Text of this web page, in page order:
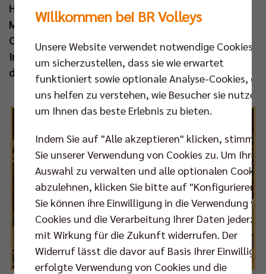
Halbfinalspiel den Einzug ins Finale um die Deutsche
Meisterschaft 2014 sowie die Qualifikation für die
CEV Champions League 2015 perfekt machen. Das
Internet.TV-MagazinBEST OF FIVE
blickt zurück auf
das Match im "Volleyballtempel".
Willkommen bei BR Volleys
Unsere Website verwendet notwendige Cookies,
um sicherzustellen, dass sie wie erwartet
funktioniert sowie optionale Analyse-Cookies, die
uns helfen zu verstehen, wie Besucher sie nutzen,
um Ihnen das beste Erlebnis zu bieten.
Indem Sie auf "Alle akzeptieren" klicken, stimmen
Sie unserer Verwendung von Cookies zu. Um Ihre
Auswahl zu verwalten und alle optionalen Cookies
abzulehnen, klicken Sie bitte auf "Konfigurieren".
Sie können ihre Einwilligung in die Verwendung
Cookies und die Verarbeitung Ihrer Daten
mit Wirkung für die Zukunft widerrufen. Der
Widerruf lässt die davor auf Basis Ihrer
erfolgte Verwendung von Cookies und die